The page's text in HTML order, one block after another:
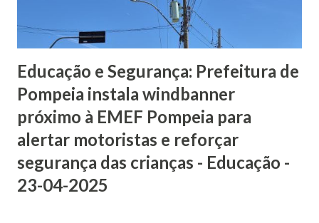
alinhamento técnico do município com as diretrizes da
olimpíada. Além da participação direta com os alunos,
Pompeia também integra a comissão técni...
Educação e Segurança: Prefeitura de
Pompeia instala windbanner
próximo à EMEF Pompeia para
alertar motoristas e reforçar
segurança das crianças - Educação -
23-04-2025